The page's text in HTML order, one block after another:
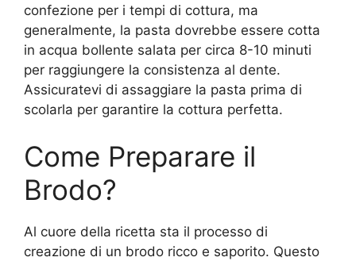
confezione per i tempi di cottura, ma
generalmente, la pasta dovrebbe essere cotta
in acqua bollente salata per circa 8-10 minuti
per raggiungere la consistenza al dente.
Assicuratevi di assaggiare la pasta prima di
scolarla per garantire la cottura perfetta.
Come Preparare il
Brodo?
Al cuore della ricetta sta il processo di
creazione di un brodo ricco e saporito. Questo